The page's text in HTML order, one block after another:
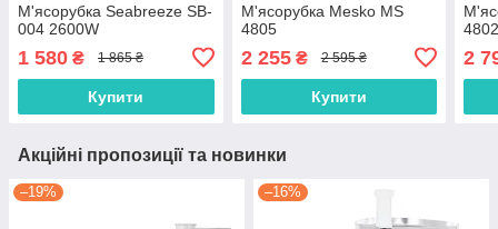
М'ясорубка Seabreeze SB-
004 2600W
1 580 ₴ 1 865 ₴
Купити
М'ясорубка Mesko MS
4805
2 255₴ 2 595 ₴
Купити
2
Акційні пропозиції та новинки
–19% –16%